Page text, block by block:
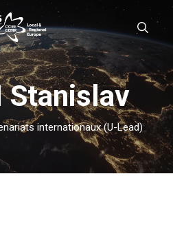
Stanislav
internationaux (U-Lead)